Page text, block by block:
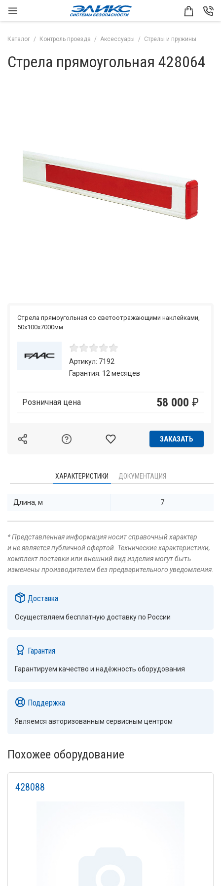
Каталог Контроль проезда Аксессуары Стрелы и пружины
Стрела прямоугольная 428064
Стрела прямоугольная со светоотражающими наклейками,
50х100х7000мм
Артикул: 7192
Гарантия: 12 месяцев
Розничная цена 58 000 ₽
ЗАКАЗАТЬ
ХАРАКТЕРИСТИКИ ДОКУМЕНТАЦИЯ
Длина, м 7
* Представленная информация носит справочный характер
и не является публичной офертой. Технические характеристики,
комплект поставки или внешний вид изделия могут быть
изменены производителем без предварительного уведомления.
Доставка
Осуществляем бесплатную доставку по России
Гарантия
Гарантируем качество и надёжность оборудования
Поддержка
Являемся авторизованным сервисным центром
Похожее оборудование
428088